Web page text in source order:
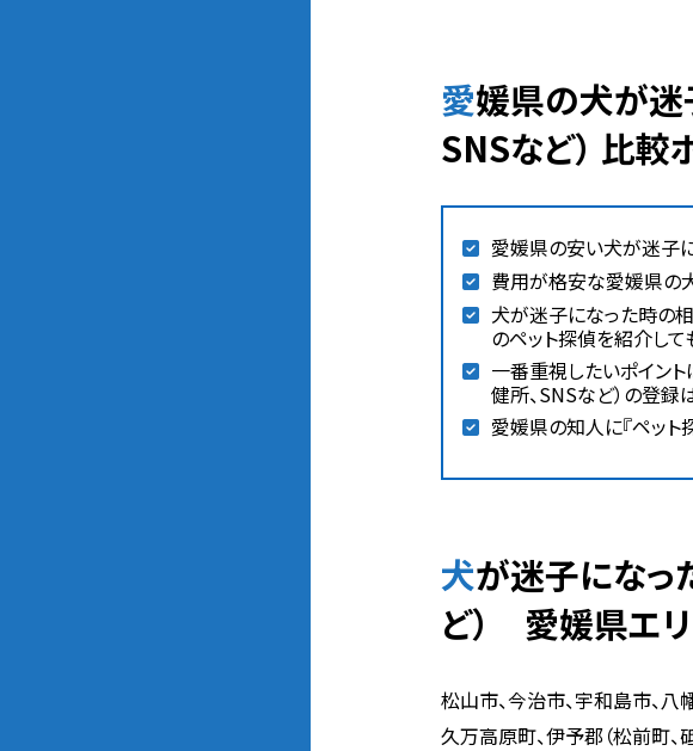
愛媛県の犬が迷子になった時の相談先（動物愛護団体、警察、保健所、
SNSなど） 比較
愛媛県の安い犬が迷子
費用が格安な愛媛県の
犬が迷子になった時の
のペット探偵を紹介して
一番重視したいポイン
健所、SNSなど）の登録
愛媛県の知人に『ペット
犬が迷子になった時の相談先（動物愛護団体、警察、保健所、SNSな
ど） 愛媛県エ
松山市、今治市、宇和島市、八
久万高原町、伊予郡（松前町、